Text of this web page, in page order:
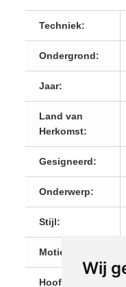
Wij
Techniek:
Ondergrond:
Jaar:
Land van
Herkomst:
Gesigneerd:
Onderwerp:
Stijl:
Motiefgrootte:
Hoofdkleur: